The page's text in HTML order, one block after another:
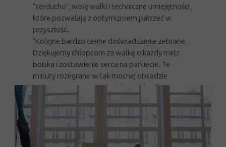
"serducho", wolę walki i techniczne umiejętności,
które pozwalają z optymizmem patrzeć w
przyszłość.
"Kolejne bardzo cenne doświadczenie zebrane.
Dziękujemy chłopcom za walkę o każdy metr
boiska i zostawienie serca na parkiecie. Te
minuty rozegrane w tak mocnej obsadzie
zaprocentują w przyszłości" – podkreślają
Sukces sportowy to nie wszystko. Jak zawsze
mogliśmy liczyć na naszą niezawodną grupę